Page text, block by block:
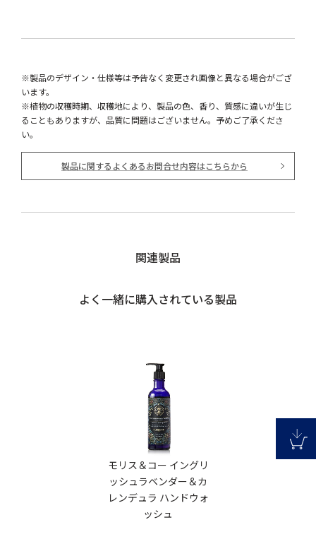
※製品のデザイン・仕様等は予告なく変更され画像と異なる場合がござ
います。
※植物の収穫時期、収穫地により、製品の色、香り、質感に違いが生じ
ることもありますが、品質に問題はございません。予めご了承くださ
い。
製品に関するよくあるお問合せ内容はこちらから
関連製品
よく一緒に購入されている製品
モリス＆コー イングリ
ッシュラベンダー＆カ
レンデュラ ハンドウォ
ッシュ